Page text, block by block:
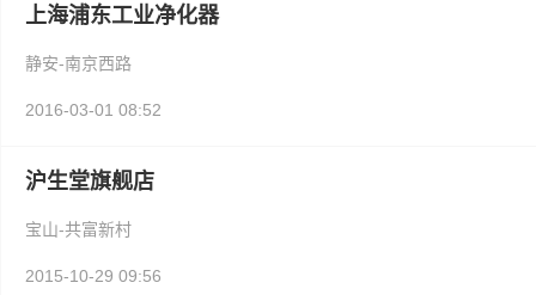
上海浦东工业净化器
静安-南京西路
2016-03-01 08:52
沪生堂旗舰店
宝山-共富新村
2015-10-29 09:56